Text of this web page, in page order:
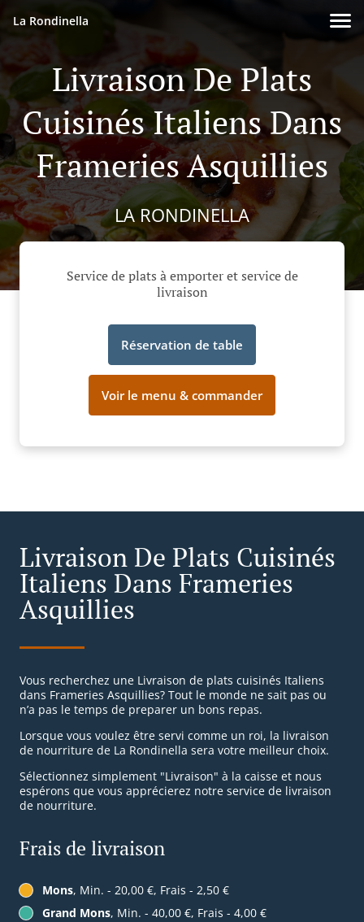
La Rondinella
Livraison De Plats
Cuisinés Italiens Dans
Frameries Asquillies
LA RONDINELLA
Service de plats à emporter et service de
livraison
Réservation de table
Voir le menu & commander
Livraison De Plats Cuisinés
Italiens Dans Frameries
Asquillies
Vous recherchez une Livraison de plats cuisinés Italiens
dans Frameries Asquillies? Tout le monde ne sait pas ou
n’a pas le temps de preparer un bons repas.
Lorsque vous voulez être servi comme un roi, la livraison
de nourriture de La Rondinella sera votre meilleur choix.
Sélectionnez simplement "Livraison" à la caisse et nous
espérons que vous apprécierez notre service de livraison
de nourriture.
Frais de livraison
Mons, Min. - 20,00 €, Frais - 2,50 €
Grand Mons, Min. - 40,00 €, Frais - 4,00 €